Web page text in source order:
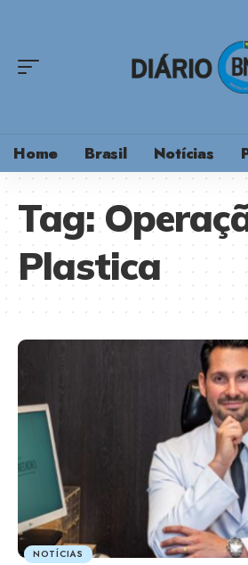
Home Brasil Notícias
Tag:
Plastica
NOTÍCIAS